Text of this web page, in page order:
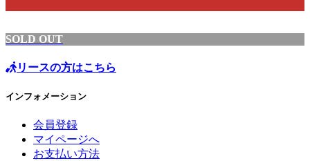
SOLD OUT
リースの方はこちら
インフォメーション
会員登録
マイページへ
お支払い方法